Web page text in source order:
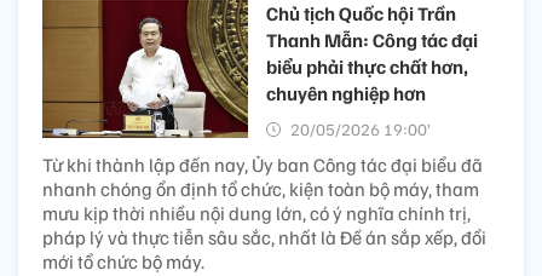
Chủ tịch Quốc hội Trần
Thanh Mẫn: Công tác đại
biểu phải thực chất hơn,
chuyên nghiệp hơn
20/05/2026 19:00’
Từ khi thành lập đến nay, Ủy ban Công tác đại biểu đã
nhanh chóng ổn định tổ chức, kiện toàn bộ máy, tham
mưu kịp thời nhiều nội dung lớn, có ý nghĩa chính trị,
pháp lý và thực tiễn sâu sắc, nhất là Đề án sắp xếp, đổi
mới tổ chức bộ máy.